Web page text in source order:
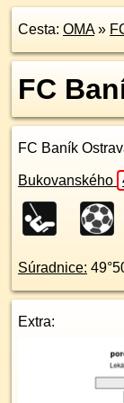
Cesta: OMA»
FC
FC Baník
Bukovanského
Súradnice:
Extra: